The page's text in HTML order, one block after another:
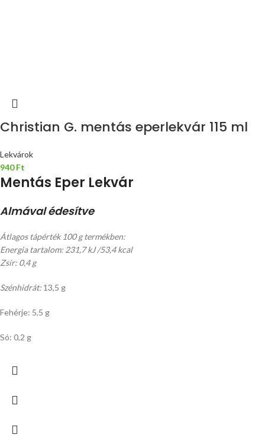
Christian G. mentás eperlekvár 115 ml
Lekvárok
940Ft
Mentás Eper Lekvár
Almával édesítve
Átlagos tápérték 100 g termékben:
Energia tartalom: 231,7 kJ /53,4 kcal
Zsír: 0,4 g
Szénhidrát: 13,5 g
Fehérje: 5,5 g
Só: 0,2 g